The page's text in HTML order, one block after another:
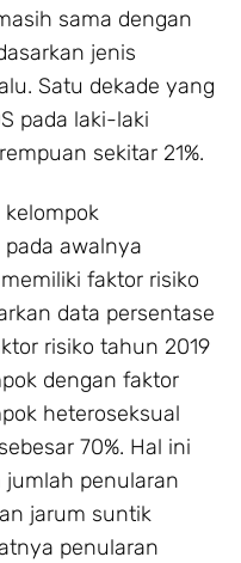
sama dengan
jenis
Satu dekade yang
pada laki-laki
sekitar 21%.
awalnya
faktor risiko
data persentase
risiko tahun 2019
dengan faktor
heteroseksual
70%. Hal ini
penularan
jarum suntik
penularan